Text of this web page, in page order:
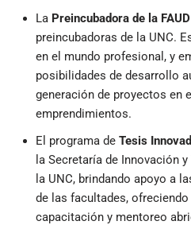
La Preincubadora de la FAUD
preincubadoras de la UNC.
en el mundo profesional, y
posibilidades de desarrollo
generación de proyectos en
emprendimientos.
El programa de Tesis
la Secretaría de Innovación
la UNC, brindando apoyo a
de las facultades,
capacitación y mentoreo